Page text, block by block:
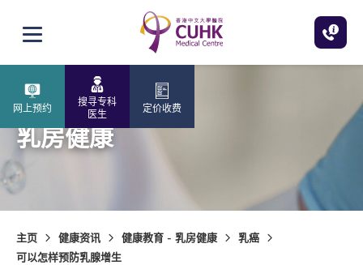
打开选单
网上预约
搜寻专科
医生
定价收费
乳房健康
主页 健康资讯 健康教育 - 乳房健康
乳癌
可以怎样预防乳腺增生